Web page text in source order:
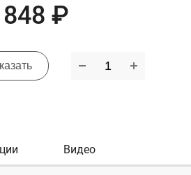
₽
Видео